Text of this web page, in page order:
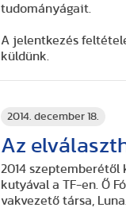
tudományágait.
A jelentkezés feltételeiről és a további részletekről 2015 januárjában újabb értesítést
küldünk.
2014. december 18.
Az
2014
kutyával a TF-en. Ő
vakvezető társa, Luna.